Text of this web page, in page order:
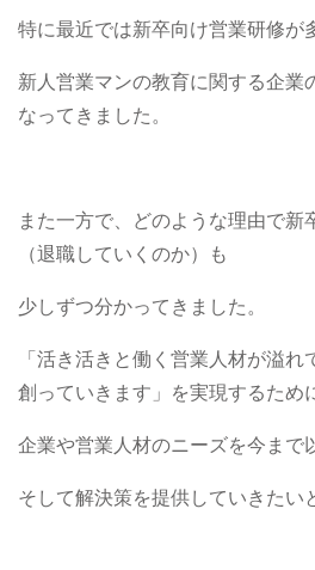
特に最近では新卒向け営業研修が
新人営業マンの教育に関する企業
なってきました。
また一方で、どのような理由で新
（退職していくのか）も
少しずつ分かってきました。
「活き活きと働く営業人材が溢
創っていきます」を実現するため
企業や営業人材のニーズを今まで
そして解決策を提供していきたい